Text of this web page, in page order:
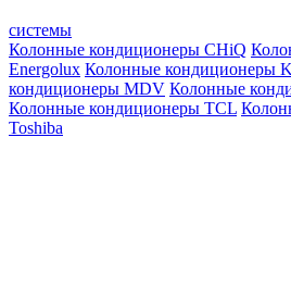
системы
Колонные кондиционеры CHiQ
Energolux Колонные кондиционеры
кондиционеры MDV Колонные
Колонные кондиционеры TCL
Toshiba